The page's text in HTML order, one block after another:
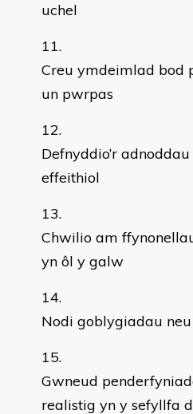
uchel
Creu ymdeimlad bod
un pwrpas
Defnyddio’r
effeithiol
Chwilio am
yn ôl y galw
Nodi goblygiadau
Gwneud
realistig yn y sefyllfa